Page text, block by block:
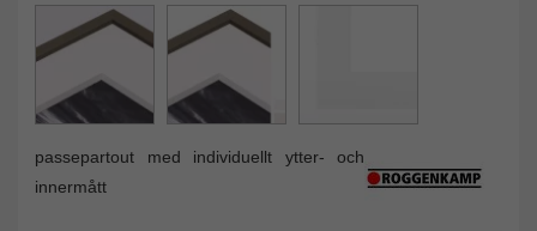
passepartout med individuellt ytter- och
innermått